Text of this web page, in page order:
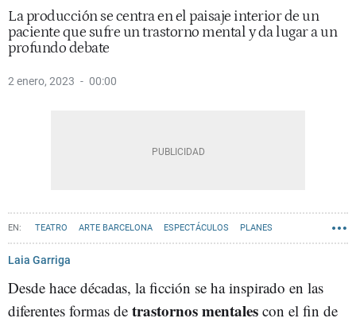
La producción se centra en el paisaje interior de un
paciente que sufre un trastorno mental y da lugar a un
profundo debate
2 enero, 2023 00:00
TEATRO ARTE BARCELONA ESPECTÁCULOS PLANES
RECOMENDACIONES
Laia Garriga
Desde hace décadas, la ficción se ha inspirado en las
diferentes formas de trastornos mentales con el fin de